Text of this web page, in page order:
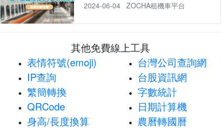
2024-06-04
ZOCHA租機車平台
其他免費線上工具
表情符號(emoji)
IP查詢
繁簡轉換
QRCode
身高/長度換算
台灣公司查詢網
台股資訊網
字數統計
日期計算機
農曆轉國曆